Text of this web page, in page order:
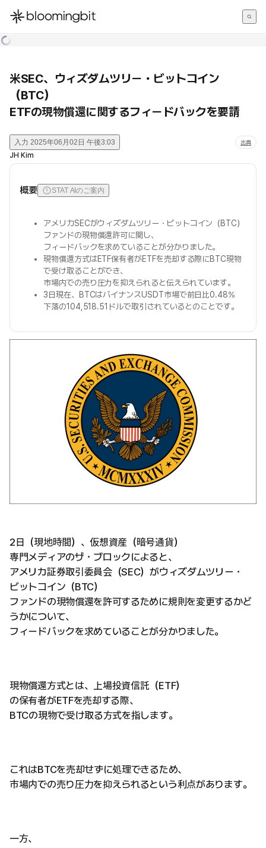
한국어
米SEC、ウィズダムツリー・ビットコイン
（BTC）
ETFの現物償還に関するフィードバックを要請
入力 2025年06月02日 午後3:03 出典
JH Kim
概要 STAT AIのご案内
アメリカSECがウィズダムツリー・ビットコイン（BTC）
ファンドの現物償還許可に関し、
フィードバックを求めていることが分かりました。
現物償還方式はETF保有者がETFを売却する際にBTC現物
で受け取ることができ、
市場内での売り圧力を抑えられると伝えられています。
3日現在、BTCはバイナンスUSDT市場で前日比0.48%
下落の104,518.51ドルで取引されているとのことです。
2日（現地時間）、仮想資産（暗号通貨）
専門メディアのザ・ブロックによると、
アメリカ証券取引委員会（SEC）がウィズダムツリー・
ビットコイン（BTC）
ファンドの現物償還を許可するために規則を変更するかど
うかについて、
フィードバックを求めていることが分かりました。
現物償還方式とは、上場投資信託（ETF）
の保有者がETFを売却する際、
BTCの現物で受け取る方式を指します。
これはBTCを売却せずに処理できるため、
市場内での売り圧力を抑えられるという利点があります。
一方、